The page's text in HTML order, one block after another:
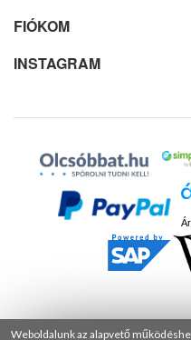
Weboldalunk az alapvető
FIÓKOM
INSTAGRAM